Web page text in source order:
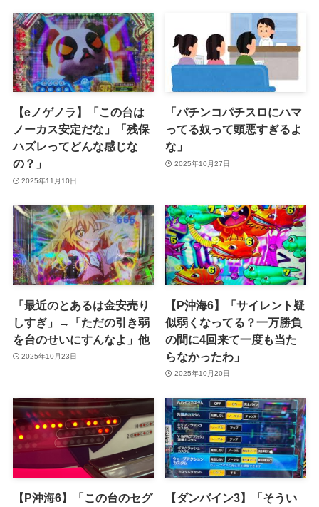
【eノゲノラ】「この台は
ノーカス安定だな」「残保
ハズレってどんな感じな
の？」
2025年11月10日
「パチンコパチスロにハマ
ってる奴って頭悪すぎるよ
な」
2025年10月27日
「最近のとあるは金安売り
しすぎ」→「ただの引き弱
を台のせいにすんなよ」他
2025年10月23日
【P沖海6】「サイレント疑
似弱くなってる？一万勝負
の間に4回来て一度も当た
らなかったわ」
2025年10月20日
【P沖海6】「この台のセグ
【ダンバイン3】「そうい